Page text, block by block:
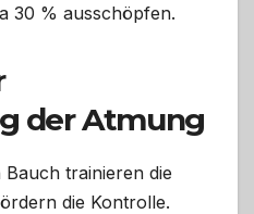
30 % ausschöpfen.
der Atmung
trainieren die
die Kontrolle.